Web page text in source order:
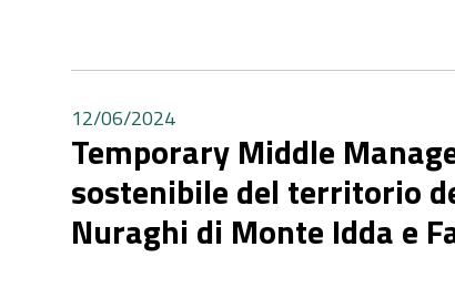
12/06/2024
Temporary Middle
sostenibile del territorio
Nuraghi di Monte Idda e